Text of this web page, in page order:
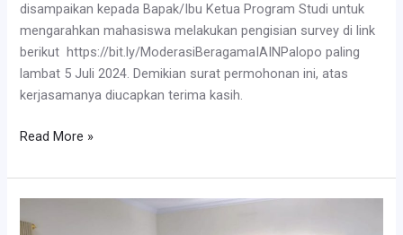
disampaikan kepada Bapak/Ibu Ketua Program Studi untuk
mengarahkan mahasiswa melakukan pengisian survey di link
berikut https://bit.ly/ModerasiBeragamaIAINPalopo paling
lambat 5 Juli 2024. Demikian surat permohonan ini, atas
kerjasamanya diucapkan terima kasih.
Survei
Moderasi
Beragama
Read More »